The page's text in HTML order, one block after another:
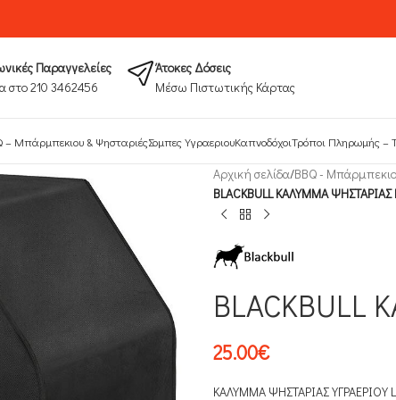
Παραγγελείες
στο 210 3462456
Άτοκες Δόσεις
Μέσω Πιστωτικής Κάρτας
– Μπάρμπεκιου & ΨησταριέςΣομπες ΥγραεριουΚαπνοδόχοιΤρόποι Πληρωμής​ –
Αρχική σελίδα/ΒΒQ -
BLACKBULL ΚΑΛΥΜΜΑ ΨΗΣΤΑΡΙΑΣ
BLACKBULL
25.00€
ΚΑΛΥΜΜΑ ΨΗΣΤΑΡΙΑΣ ΥΓΡΑΕΡΙΟΥ